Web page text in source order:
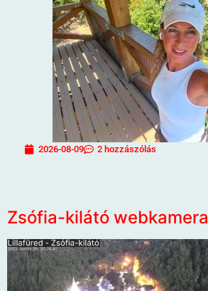
2026-08-09 2 hozzászólás
Zsófia-kilátó webkamera